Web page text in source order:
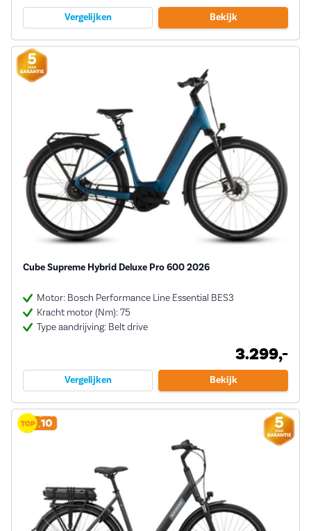
Vergelijken Bekijk
Cube Supreme Hybrid Deluxe Pro 600 2026
Motor: Bosch Performance Line Essential BES3
Kracht motor (Nm): 75
Type aandrijving: Belt drive
3.299,-
Vergelijken Bekijk